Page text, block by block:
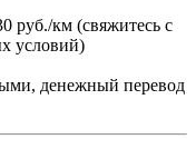
руб./км (свяжитесь с
условий)
денежный перевод